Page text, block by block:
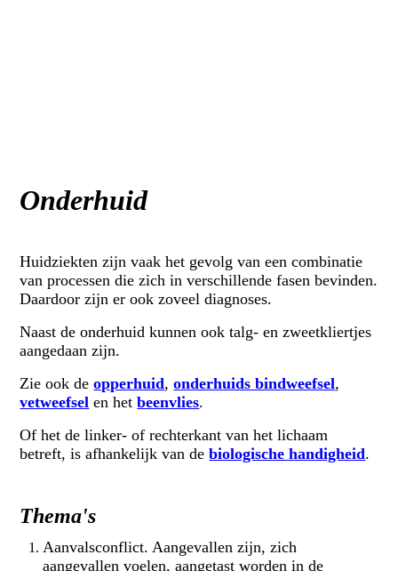
Onderhuid
Huidziekten zijn vaak het gevolg van een combinatie
van processen die zich in verschillende fasen bevinden.
Daardoor zijn er ook zoveel diagnoses.
Naast de onderhuid kunnen ook talg- en zweetkliertjes
aangedaan zijn.
Zie ook deopperhuid,onderhuids bindweefsel,
vetweefsel en hetbeenvlies.
Of het de linker- of rechterkant van het lichaam
betreft, is afhankelijk van debiologische handigheid.
Thema's
Aanvalsconflict. Aangevallen zijn, zich
aangevallen voelen, aangetast worden in de